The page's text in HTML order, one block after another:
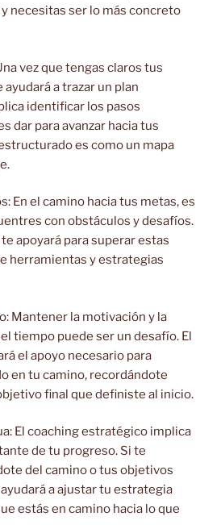
necesitas ser lo más concreto
vez que tengas claros tus
a trazar un plan
identificar los pasos
dar para avanzar hacia tus
es como un mapa
En el camino hacia tus metas, es
con obstáculos y desafíos.
apoyará para superar estas
herramientas y estrategias
Mantener la motivación y la
tiempo puede ser un desafío. El
el apoyo necesario para
en tu camino, recordándote
final que definiste al inicio.
El coaching estratégico implica
de tu progreso. Si te
del camino o tus objetivos
a ajustar tu estrategia
estás en camino hacia lo que